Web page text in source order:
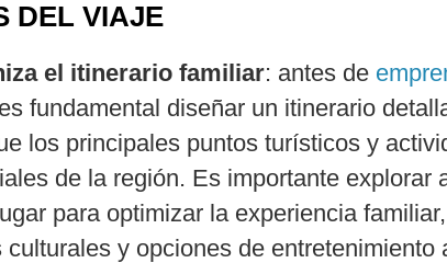
DEL VIAJE
el itinerario familiar: antes de
fundamental diseñar un itinerario
los principales puntos turísticos y
de la región. Es importante explorar
para optimizar la experiencia
culturales y opciones de entretenimiento